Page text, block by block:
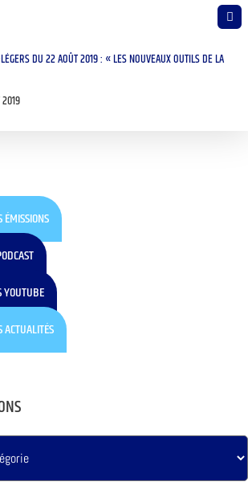
DU 22 AOÛT 2019 : « LES NOUVEAUX OUTILS DE LA
ÉMISSIONS
YOUTUBE
ACTUALITÉS